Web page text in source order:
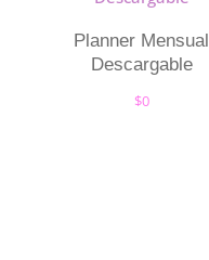
Planner Mensual
Descargable
$0